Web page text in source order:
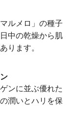
ルメロ」の種子
中の乾燥から肌
ります。
ンに並ぶ優れた
潤いとハリを保